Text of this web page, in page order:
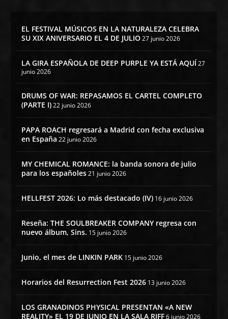
EL FESTIVAL MÚSICOS EN LA NATURALEZA CELEBRA
SU XIX ANIVERSARIO EL 4 DE JULIO 27 junio 2026
LA GIRA ESPAÑOLA DE DEEP PURPLE YA ESTÁ AQUÍ27
junio 2026
DRUMS OF WAR: REPASAMOS EL CARTEL COMPLETO
(PARTE I) 22 junio 2026
PAPA ROACH regresará a Madrid con fecha exclusiva
en España 22 junio 2026
MY CHEMICAL ROMANCE: la banda sonora de julio
para los españoles 21 junio 2026
HELLFEST 2026: Lo más destacado (IV) 16 junio 2026
Reseña: THE SOULBREAKER COMPANY regresa con
nuevo álbum, Sins. 15 junio 2026
Junio, el mes de LINKIN PARK 15 junio 2026
Horarios del Resurrection Fest 2026 13 junio 2026
LOS GRANADINOS PHYSICAL PRESENTAN «A NEW
REALITY» EL 19 DE JUNIO EN LA SALA RIFF 6 junio 2026